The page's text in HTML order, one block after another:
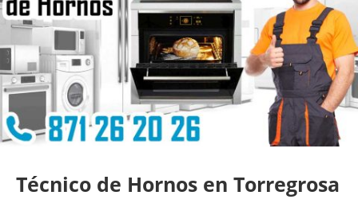
Técnico de Hornos en Torregrosa